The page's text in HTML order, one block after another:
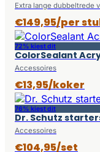
Extra lange dubbeltrede
€149,95/per
72% kiest dit
ColorSealant
Accessoires
€13,95/koker
76% kiest dit
Dr. Schutz
Accessoires
€104,95/set